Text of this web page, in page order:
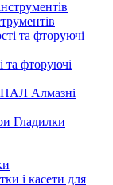
та фторуючі
Алмазні
Гладилки
і касети для